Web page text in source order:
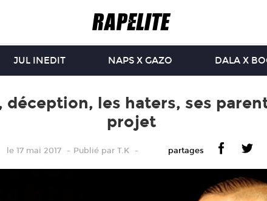
JUL INEDIT NAPS X GAZO DALA X
les haters, ses
projet
le 17 mai 2017 Publiépar T.K partages